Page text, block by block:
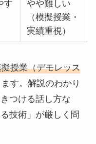
す
やや難しい
（模擬授業・
実績重視）
授業（デモレッス
す。解説のわかり
つける話し方な
技術」が厳しく問